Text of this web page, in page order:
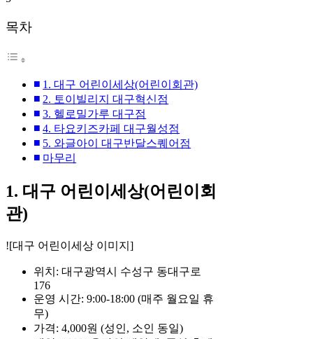
목차
1. 대구 어린이세상(어린이회관)
2. 토이빌리지 대구혁신점
3. 헬로밀가루 대구점
4. 타요키즈카페 대구월성점
5. 와글아이 대구반달스퀘어점
마무리
1. 대구 어린이세상(어린이회
관)
![대구 어린이세상 이미지]
위치: 대구광역시 수성구 동대구로
176
운영 시간: 9:00-18:00 (매주 월요일 휴
무)
가격: 4,000원 (성인, 소인 동일)